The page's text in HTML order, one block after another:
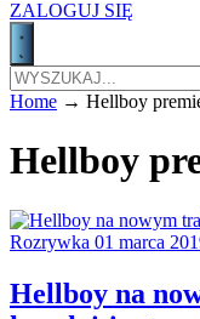
ZALOGUJ SIĘ
Home → Hellboy
Hellboy
Rozrywka 01 marca
Hellboy na